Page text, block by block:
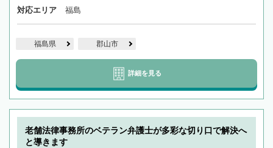
対応エリア 福島
福島県 郡山市
詳細を見る
老舗法律事務所のベテラン弁護士が多彩な切り口で解決へ
と導きます